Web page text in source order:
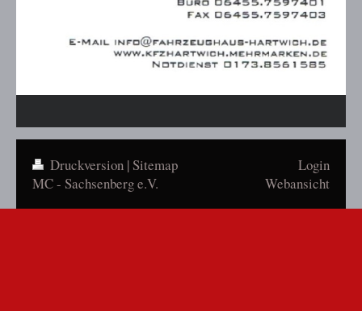
Druckversion |Sitemap
MC - Sachsenberg e.V.
Login
Webansicht